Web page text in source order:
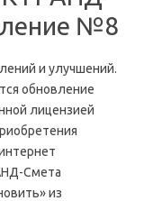
№8
и улучшений.
обновление
лицензией
Смета
из